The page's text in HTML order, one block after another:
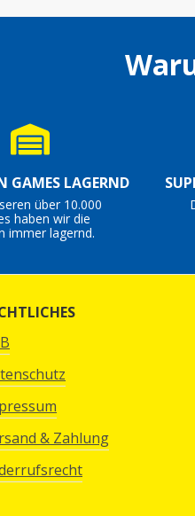
GAMES LAGERND
über 10.000
haben wir die
immer lagernd.
& Zahlung